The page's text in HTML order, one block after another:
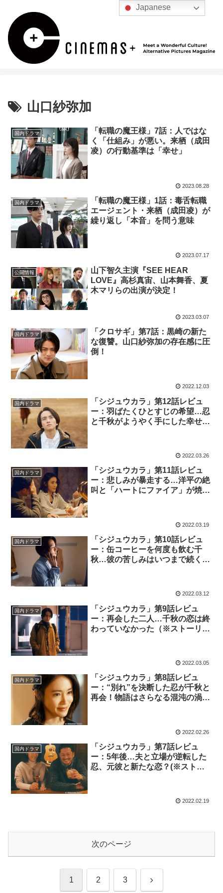
山口紗弥加
国内ドラマ
「転職の魔王様」7話：人ではな
く「仕組み」が悪い。来栖（成田
凌）の行動基準は「幸せ」
2023.08.28
国内ドラマ
「転職の魔王様」1話：毒舌転職
エージェント・来栖（成田凌）が
繰り返し「本音」を問う意味
2023.07.17
公開情報
⼭下智久主演『SEE HEAR
LOVE』⾼杉真宙、⼭本舞⾹、夏
⽊マリらの出演が決定！
2023.03.07
国内ドラマ
「クロサギ」第7話：黒崎の新た
な復讐。山口紗弥加の存在感に圧
倒！
2022.12.03
国内ドラマ
「シジュウカラ」第12話レビュ
ー：羽ばたくひとすじの希望…忍
と千秋がようやく手にした幸せ
2022.03.26
国内ドラマ
「シジュウカラ」第11話レビュ
ー：悲しみが暴走する…洋平の絶
叫と「ハートにファイア」が焼き
2022.03.19
国内ドラマ
「シジュウカラ」第10話レビュ
ー：缶コーヒーを何度も飲む千
秋…彼の苦しみはいつまで続くの
2022.03.12
国内ドラマ
「シジュウカラ」第9話レビュ
ー：再会した二人…千秋の恋は終
わっていなかった（※ストーリー
2022.03.05
国内ドラマ
「シジュウカラ」第8話レビュ
ー：“別れ”を決断した忍が千秋と
再会！物語はさらなる混沌の渦へ
2022.02.26
国内ドラマ
「シジュウカラ」第7話レビュ
ー：5年後…夫と立場が逆転した
忍、元彼と新たな恋？(※ストー
2022.02.19
次のページ
1 2 3 次
Japanese